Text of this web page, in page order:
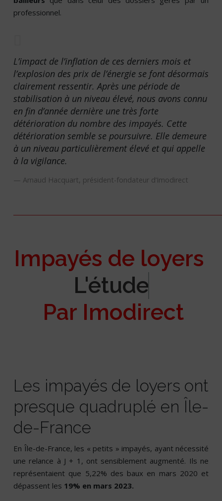
professionnel.
L’impact de l’inflation de ces derniers mois et
l’explosion des prix de l’énergie se font désormais
clairement ressentir. Après une période de
stabilisation à un niveau élevé, nous avons connu
en fin d’année dernière une très forte
détérioration du nombre des impayés. Cette
détérioration semble se poursuivre. Elle demeure
à un niveau particulièrement élevé et qui appelle
à la vigilance.
Arnaud Hacquart, président-fondateur d’Imodirect
Impayés de loyers
L'étude
Par Imodirect
Les impayés de loyers ont
presque quadruplé en Île-
de-France
En Île-de-France, les « petits » impayés, ayant nécessité
une relance à J + 1, ont sensiblement augmenté. Ils ne
représentaient que 5,22% des baux en mars 2020 et
dépassent les 19% en mars 2023.